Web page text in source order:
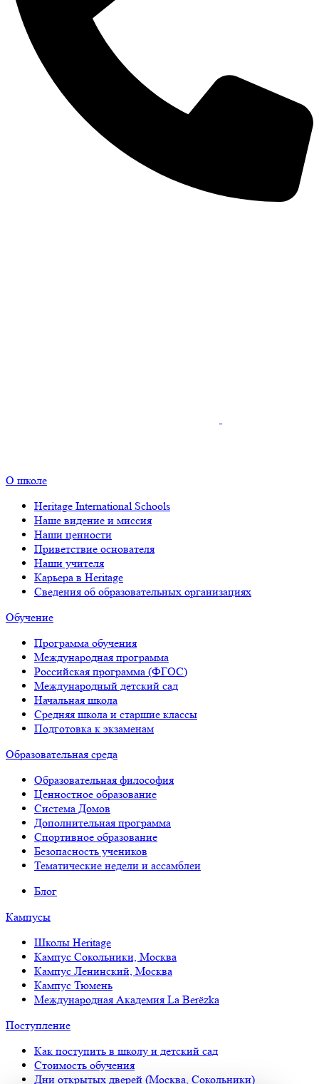
О школе
Heritage International Schools
Наше видение и миссия
Наши ценности
Приветствие основателя
Наши учителя
Карьера в Heritage
Сведения об образовательных организациях
Обучение
Программа обучения
Международная программа
Российская программа (ФГОС)
Международный детский сад
Начальная школа
Средняя школа и старшие классы
Подготовка к экзаменам
Образовательная среда
Образовательная философия
Ценностное образование
Система Домов
Дополнительная программа
Спортивное образование
Безопасность учеников
Тематические недели и ассамблеи
Блог
Кампусы
Школы Heritage
Кампус Сокольники, Москва
Кампус Ленинский, Москва
Кампус Тюмень
Международная Академия La Berёzka
Поступление
Как поступить в школу и детский сад
Стоимость обучения
Дни открытых дверей (Москва, Сокольники)